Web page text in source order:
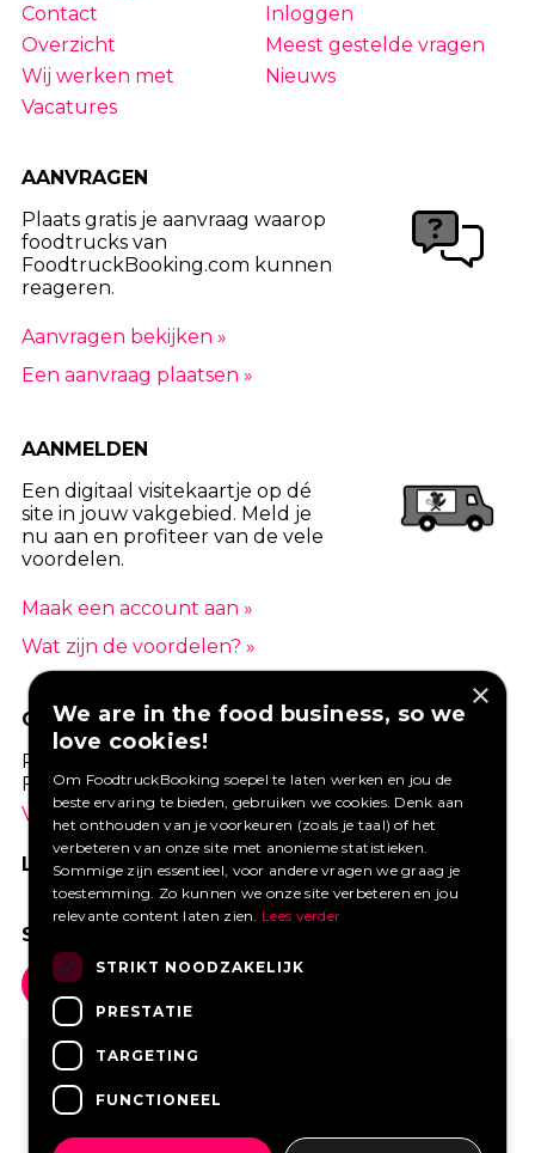
Contact
Inloggen
Overzicht
Meest gestelde vragen
Wij werken met
Nieuws
Vacatures
AANVRAGEN
Plaats gratis je aanvraag waarop
foodtrucks van
FoodtruckBooking.com kunnen
reageren.
Aanvragen bekijken »
Een aanvraag plaatsen »
AANMELDEN
Een digitaal visitekaartje op dé
site in jouw vakgebied. Meld je
nu aan en profiteer van de vele
voordelen.
Maak een account aan »
Wat zijn de voordelen? »
GOED VERZEKERD ONDERNEMEN?
Profiteer van een aantrekkelijke premie via
Foodtruckbooking.
Vraag een offerte aan.
LIKE ONS OP FACEBOOK
SOCIAL MEDIA
×
We are in the food business, so we
love cookies!
Om FoodtruckBooking soepel te laten werken en jou de
beste ervaring te bieden, gebruiken we cookies. Denk aan
het onthouden van je voorkeuren (zoals je taal) of het
verbeteren van onze site met anonieme statistieken.
Sommige zijn essentieel, voor andere vragen we graag je
toestemming. Zo kunnen we onze site verbeteren en jou
relevante content laten zien. Lees verder
STRIKT NOODZAKELIJK
PRESTATIE
TARGETING
FUNCTIONEEL